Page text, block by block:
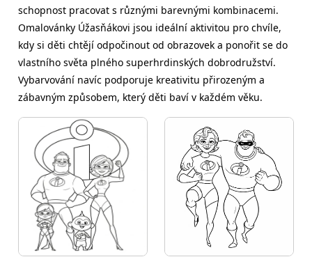
schopnost pracovat s různými barevnými kombinacemi.
Omalovánky Úžasňákovi jsou ideální aktivitou pro chvíle,
kdy si děti chtějí odpočinout od obrazovek a ponořit se do
vlastního světa plného superhrdinských dobrodružství.
Vybarvování navíc podporuje kreativitu přirozeným a
zábavným způsobem, který děti baví v každém věku.